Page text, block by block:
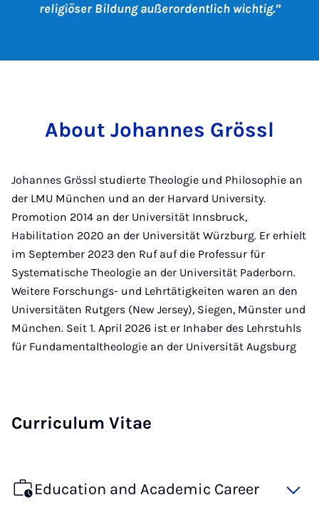
religiöser Bildung außerordentlich wichtig.
About Johannes Grössl
Johannes Grössl studierte Theologie und Philosophie an
der LMU München und an der Harvard University.
Promotion 2014 an der Universität Innsbruck,
Habilitation 2020 an der Universität Würzburg. Er erhielt
im September 2023 den Ruf auf die Professur für
Systematische Theologie an der Universität Paderborn.
Weitere Forschungs- und Lehrtätigkeiten waren an den
Universitäten Rutgers (New Jersey), Siegen, Münster und
München. Seit 1. April 2026 ist er Inhaber des Lehrstuhls
für Fundamentaltheologie an der Universität Augsburg
Curriculum Vitae
Education and Academic Career